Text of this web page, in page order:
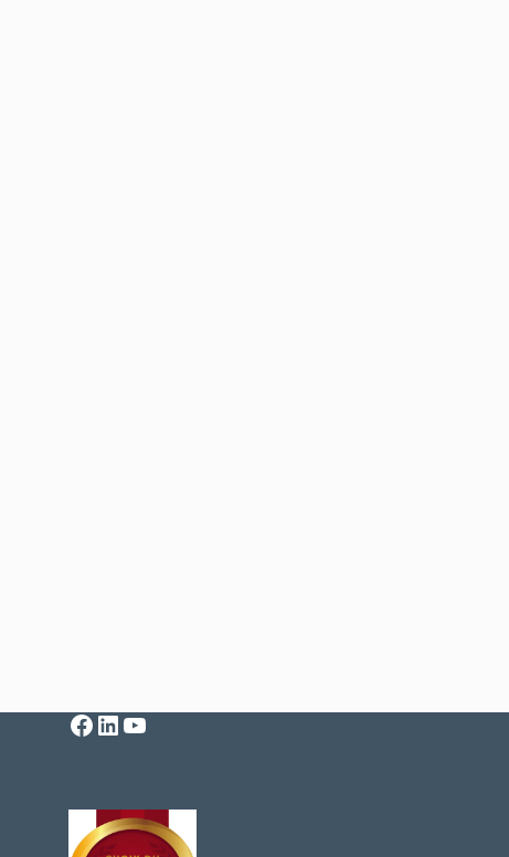
Facebook
LinkedIn
YouTube